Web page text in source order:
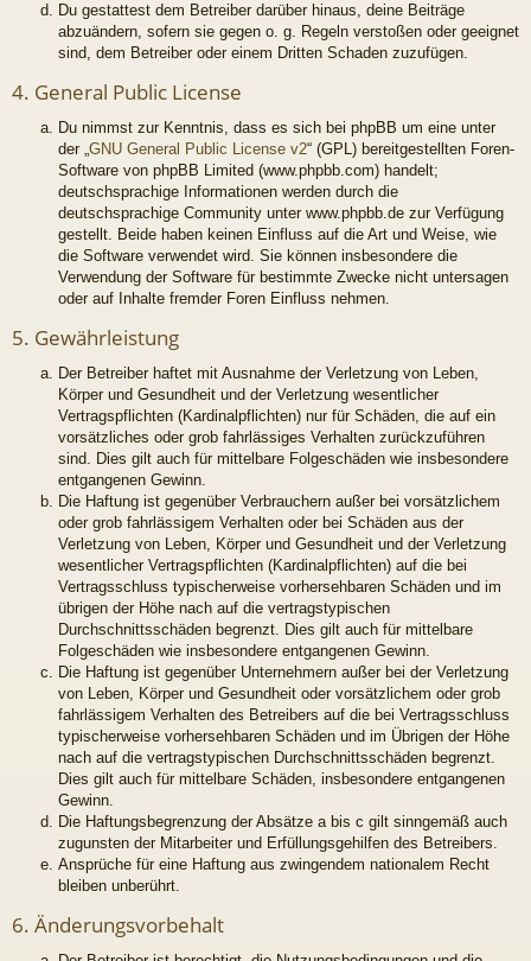
Du gestattest dem Betreiber darüber hinaus, deine Beiträge
abzuändern, sofern sie gegen o. g. Regeln verstoßen oder geeignet
sind, dem Betreiber oder einem Dritten Schaden zuzufügen.
4. General Public License
Du nimmst zur Kenntnis, dass es sich bei phpBB um eine unter
der „GNU General Public License v2“ (GPL) bereitgestellten Foren-
Software von phpBB Limited (www.phpbb.com) handelt;
deutschsprachige Informationen werden durch die
deutschsprachige Community unter www.phpbb.de zur Verfügung
gestellt. Beide haben keinen Einfluss auf die Art und Weise, wie
die Software verwendet wird. Sie können insbesondere die
Verwendung der Software für bestimmte Zwecke nicht untersagen
oder auf Inhalte fremder Foren Einfluss nehmen.
5. Gewährleistung
Der Betreiber haftet mit Ausnahme der Verletzung von Leben,
Körper und Gesundheit und der Verletzung wesentlicher
Vertragspflichten (Kardinalpflichten) nur für Schäden, die auf ein
vorsätzliches oder grob fahrlässiges Verhalten zurückzuführen
sind. Dies gilt auch für mittelbare Folgeschäden wie insbesondere
entgangenen Gewinn.
Die Haftung ist gegenüber Verbrauchern außer bei vorsätzlichem
oder grob fahrlässigem Verhalten oder bei Schäden aus der
Verletzung von Leben, Körper und Gesundheit und der Verletzung
wesentlicher Vertragspflichten (Kardinalpflichten) auf die bei
Vertragsschluss typischerweise vorhersehbaren Schäden und im
übrigen der Höhe nach auf die vertragstypischen
Durchschnittsschäden begrenzt. Dies gilt auch für mittelbare
Folgeschäden wie insbesondere entgangenen Gewinn.
Die Haftung ist gegenüber Unternehmern außer bei der Verletzung
von Leben, Körper und Gesundheit oder vorsätzlichem oder grob
fahrlässigem Verhalten des Betreibers auf die bei Vertragsschluss
typischerweise vorhersehbaren Schäden und im Übrigen der Höhe
nach auf die vertragstypischen Durchschnittsschäden begrenzt.
Dies gilt auch für mittelbare Schäden, insbesondere entgangenen
Gewinn.
Die Haftungsbegrenzung der Absätze a bis c gilt sinngemäß auch
zugunsten der Mitarbeiter und Erfüllungsgehilfen des Betreibers.
Ansprüche für eine Haftung aus zwingendem nationalem Recht
bleiben unberührt.
6. Änderungsvorbehalt